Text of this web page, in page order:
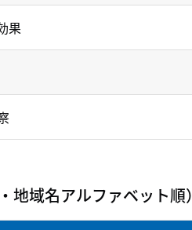
果
域名アルファベット順）